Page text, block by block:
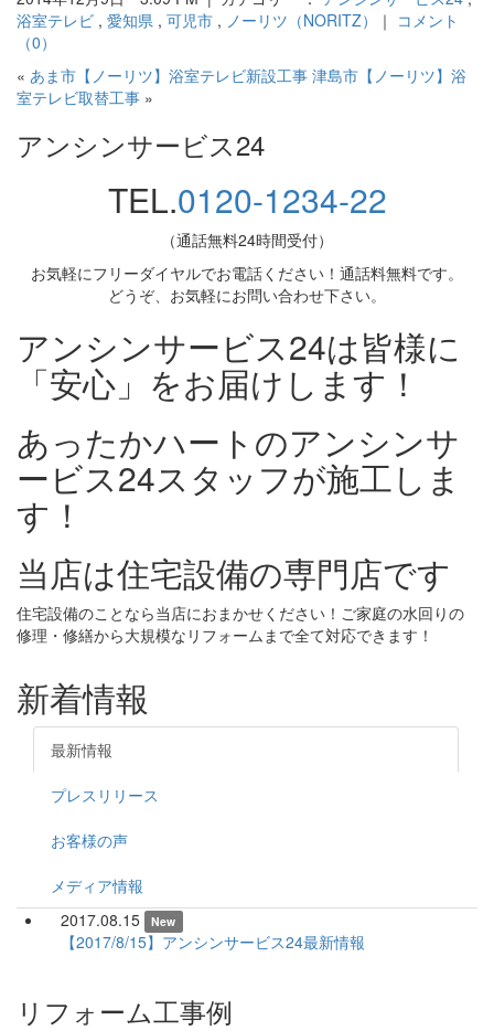
浴室テレビ , 愛知県 , 可児市 , ノーリツ（NORITZ） ｜ コメント
（0）
« あま市【ノーリツ】浴室テレビ新設工事 津島市【ノーリツ】浴
室テレビ取替工事 »
アンシンサービス24
TEL.0120-1234-22
（通話無料24時間受付）
お気軽にフリーダイヤルでお電話ください！通話料無料です。
どうぞ、お気軽にお問い合わせ下さい。
アンシンサービス24は皆様に
「安心」をお届けします！
あったかハートのアンシンサ
ービス24スタッフが施工しま
す！
当店は住宅設備の専門店です
住宅設備のことなら当店におまかせください！ご家庭の水回りの
修理・修繕から大規模なリフォームまで全て対応できます！
新着情報
最新情報
プレスリリース
お客様の声
メディア情報
2017.08.15
New
【2017/8/15】アンシンサービス24最新情報
リフォーム工事例